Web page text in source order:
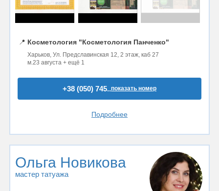
📍 Косметология "Косметология Панченко"
Харьков, Ул. Предславинская 12, 2 этаж, каб 27
м.23 августа + ещё 1
+38 (050) 745..показать номер
Подробнее
Ольга Новикова
мастер татуажа